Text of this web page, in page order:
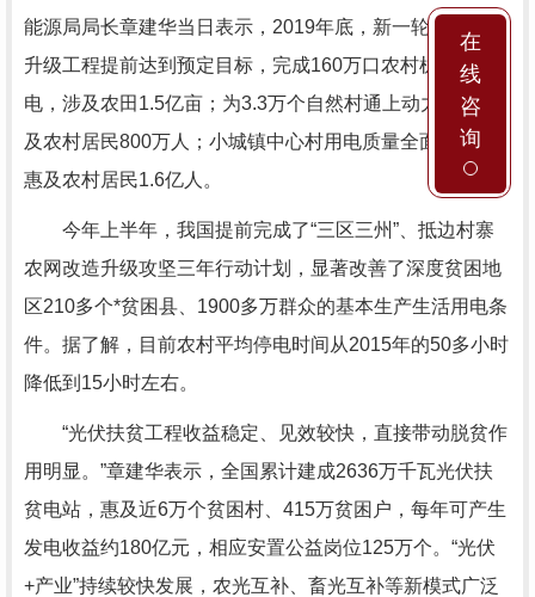
能源局局长章建华当日表示，2019年底，新一轮农网改造
升级工程提前达到预定目标，完成160万口农村机井通
电，涉及农田1.5亿亩；为3.3万个自然村通上动力电，惠
及农村居民800万人；小城镇中心村用电质量全面提升，
惠及农村居民1.6亿人。
今年上半年，我国提前完成了“三区三州”、抵边村寨
农网改造升级攻坚三年行动计划，显著改善了深度贫困地
区210多个*贫困县、1900多万群众的基本生产生活用电条
件。据了解，目前农村平均停电时间从2015年的50多小时
降低到15小时左右。
“光伏扶贫工程收益稳定、见效较快，直接带动脱贫作
用明显。”章建华表示，全国累计建成2636万千瓦光伏扶
贫电站，惠及近6万个贫困村、415万贫困户，每年可产生
发电收益约180亿元，相应安置公益岗位125万个。“光伏
+产业”持续较快发展，农光互补、畜光互补等新模式广泛
在
线
咨
询